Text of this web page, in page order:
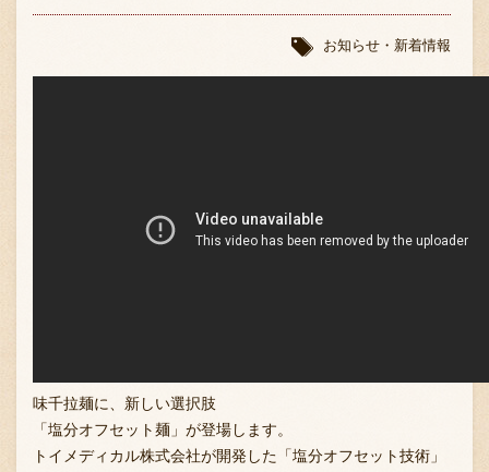
お知らせ・新着情報
味千拉麺に、新しい選択肢
「塩分オフセット麺」が登場します。
トイメディカル株式会社が開発した「塩分オフセット技術」